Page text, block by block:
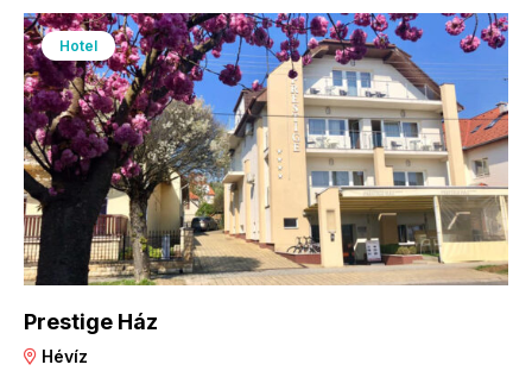
Hotel
Prestige Ház
Hévíz